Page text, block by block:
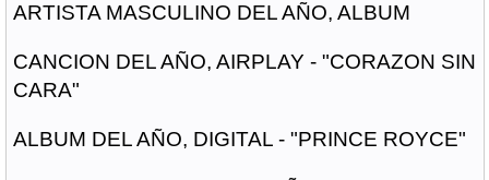
ARTISTA MASCULINO DEL AÑO, ALBUM
CANCION DEL AÑO, AIRPLAY - "CORAZON SIN
CARA"
ALBUM DEL AÑO, DIGITAL - "PRINCE ROYCE"